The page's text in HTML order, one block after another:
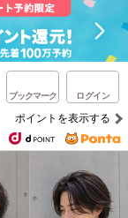
ブックマーク ログイン
ポイントを表示する